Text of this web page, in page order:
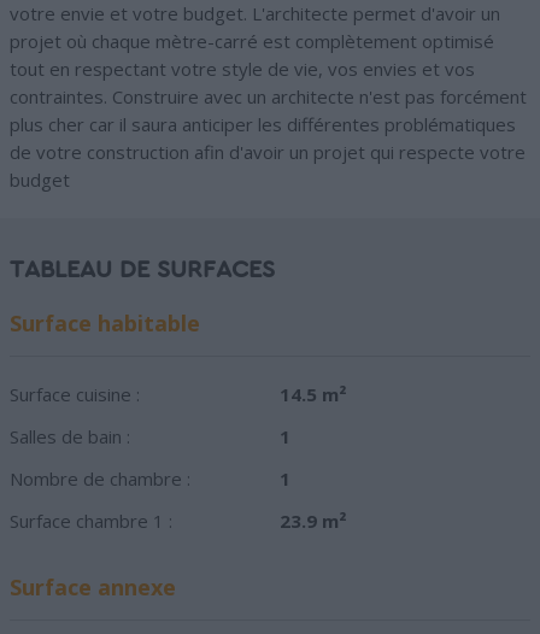
votre envie et votre budget. L'architecte permet d'avoir un
projet où chaque mètre-carré est complètement optimisé
tout en respectant votre style de vie, vos envies et vos
contraintes. Construire avec un architecte n'est pas forcément
plus cher car il saura anticiper les différentes problématiques
de votre construction afin d'avoir un projet qui respecte votre
budget
TABLEAU DE SURFACES
Surface habitable
Surface cuisine :
14.5 m²
Salles de bain :
1
Nombre de chambre :
1
Surface chambre 1 :
23.9 m²
Surface annexe